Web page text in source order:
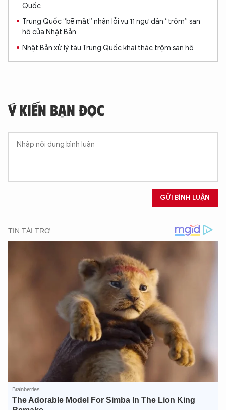
Quốc
Trung Quốc “bẽ mặt” nhận lỗi vụ 11 ngư dân “trộm” san
hô của Nhật Bản
Nhật Bản xử lý tàu Trung Quốc khai thác trộm san hô
Ý KIẾN BẠN ĐỌC
GỬI BÌNH LUẬN
TÔI LÀ CHATBOT CỦA
Hãy hỏi tôi bất kỳ điều gì bạn cần biết về
An Ninh Thủ Đô nhé. Tôi sẵn sàng hỗ trợ!